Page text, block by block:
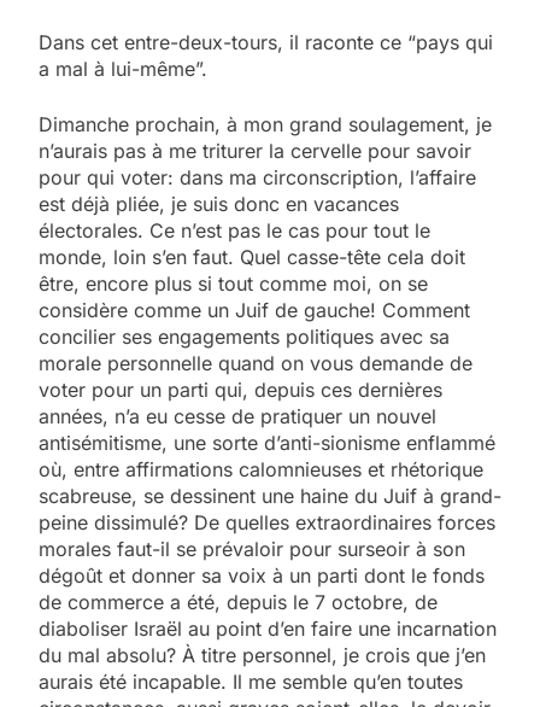
Dans cet entre-deux-tours, il raconte ce “pays qui
a mal à lui-même”.
Dimanche prochain, à mon grand soulagement, je
n’aurais pas à me triturer la cervelle pour savoir
pour qui voter: dans ma circonscription, l’affaire
est déjà pliée, je suis donc en vacances
électorales. Ce n’est pas le cas pour tout le
monde, loin s’en faut. Quel casse-tête cela doit
être, encore plus si tout comme moi, on se
considère comme un Juif de gauche! Comment
concilier ses engagements politiques avec sa
morale personnelle quand on vous demande de
voter pour un parti qui, depuis ces dernières
années, n’a eu cesse de pratiquer un nouvel
antisémitisme, une sorte d’anti-sionisme enflammé
où, entre affirmations calomnieuses et rhétorique
scabreuse, se dessinent une haine du Juif à grand-
peine dissimulé? De quelles extraordinaires forces
morales faut-il se prévaloir pour surseoir à son
dégoût et donner sa voix à un parti dont le fonds
de commerce a été, depuis le 7 octobre, de
diaboliser Israël au point d’en faire une incarnation
du mal absolu? À titre personnel, je crois que j’en
aurais été incapable. Il me semble qu’en toutes